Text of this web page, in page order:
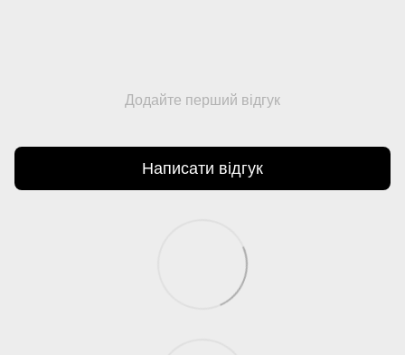
Додайте перший відгук
Написати відгук